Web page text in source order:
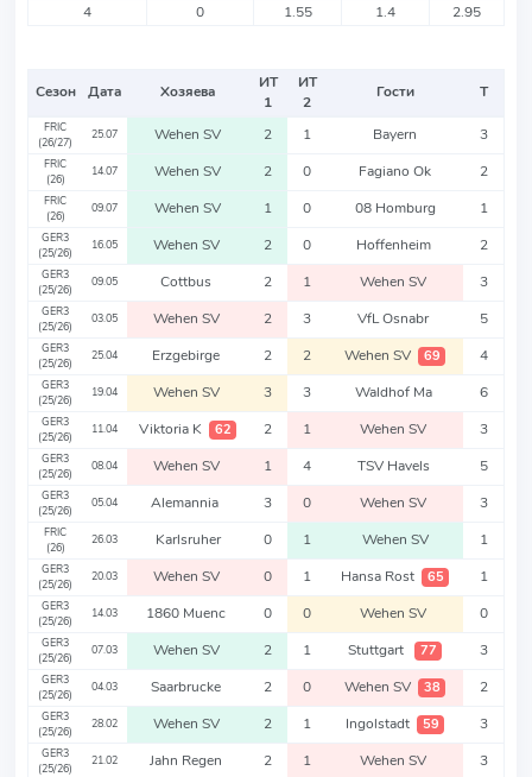
4
0 1.55 1.4 2.95
Сезон Дата Хозяева
ИТ
1
ИТ
2
Гости Т
FRIC
(26/27)
25.07 Wehen SV 2 1 Bayern 3
FRIC
(26)
14.07 Wehen SV 2 0 Fagiano Ok 2
FRIC
(26)
09.07 Wehen SV 1 0 08 Homburg 1
GER3
(25/26)
16.05 Wehen SV 2 0 Hoffenheim 2
GER3
(25/26)
09.05 Cottbus 2 1 Wehen SV 3
GER3
(25/26)
03.05 Wehen SV 2 3 VfL Osnabr 5
GER3
(25/26)
25.04 Erzgebirge 2 2 Wehen SV 69 4
GER3
(25/26)
19.04 Wehen SV 3 3 Waldhof Ma 6
GER3
(25/26)
11.04 Viktoria K 62 2 1 Wehen SV 3
GER3
(25/26)
08.04 Wehen SV 1 4 TSV Havels 5
GER3
(25/26)
05.04 Alemannia 3 0 Wehen SV 3
FRIC
(26)
26.03 Karlsruher 0 1 Wehen SV 1
GER3
(25/26)
20.03 Wehen SV 0 1 Hansa Rost 65 1
GER3
(25/26)
14.03 1860 Muenc 0 0 Wehen SV 0
GER3
(25/26)
07.03 Wehen SV 2 1 Stuttgart 77 3
GER3
(25/26)
04.03 Saarbrucke 2 0 Wehen SV 38 2
GER3
(25/26)
28.02 Wehen SV 2 1 Ingolstadt 59 3
GER3
(25/26)
21.02 Jahn Regen 2 1 Wehen SV 3